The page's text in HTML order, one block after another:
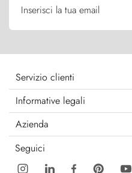
Inserisci la tua email
Servizio clienti
Informative legali
Azienda
Seguici